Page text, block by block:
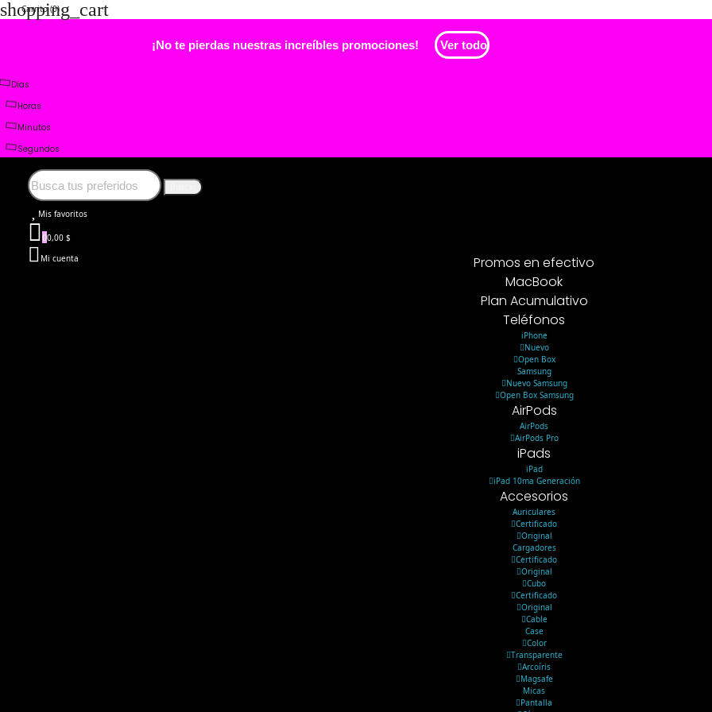
shopping_cart
Carrito (0)
¡No te pierdas nuestras increíbles promociones! Ver todo
Días
Horas
Minutos
Segundos
Mis favoritos
00,00 $
Mi cuenta
Promos en efectivo
MacBook
Plan Acumulativo
Teléfonos
iPhone
Nuevo
Open Box
Samsung
Nuevo Samsung
Open Box Samsung
AirPods
AirPods
AirPods Pro
iPads
iPad
iPad 10ma Generación
Accesorios
Auriculares
Certificado
Original
Cargadores
Certificado
Original
Cubo
Certificado
Original
Cable
Case
Color
Transparente
Arcoíris
Magsafe
Micas
Pantalla